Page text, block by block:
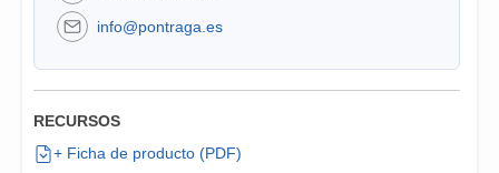
info@pontraga.es
RECURSOS
+ Ficha de producto (PDF)